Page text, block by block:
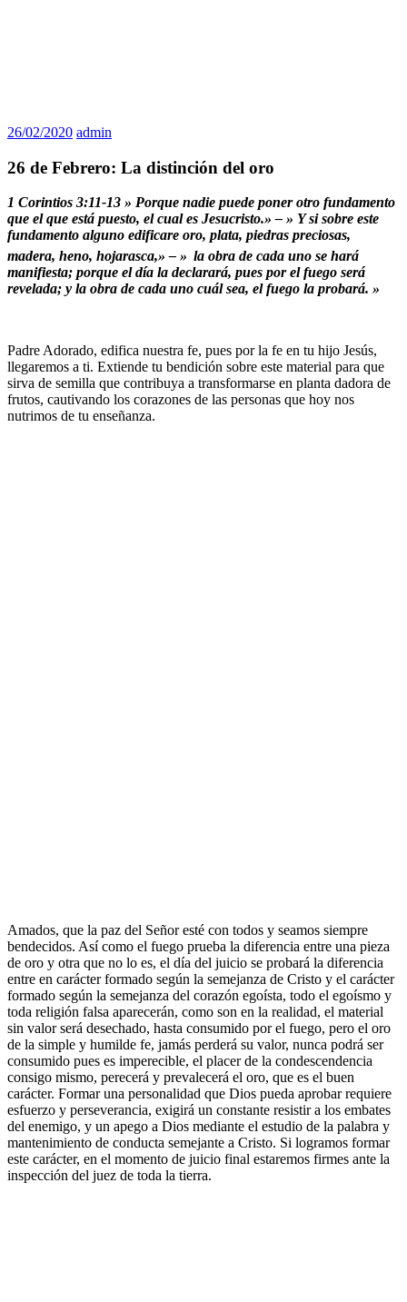
26/02/2020 admin
26 de Febrero: La distinción del oro
1 Corintios 3:11-13 » Porque nadie puede poner otro fundamento
que el que está puesto, el cual es Jesucristo.» – » Y si sobre este
fundamento alguno edificare oro, plata, piedras preciosas,
madera, heno, hojarasca,» – » la obra de cada uno se hará
manifiesta; porque el día la declarará, pues por el fuego será
revelada; y la obra de cada uno cuál sea, el fuego la probará. »
Padre Adorado, edifica nuestra fe, pues por la fe en tu hijo Jesús,
llegaremos a ti. Extiende tu bendición sobre este material para que
sirva de semilla que contribuya a transformarse en planta dadora de
frutos, cautivando los corazones de las personas que hoy nos
nutrimos de tu enseñanza.
Amados, que la paz del Señor esté con todos y seamos siempre
bendecidos. Así como el fuego prueba la diferencia entre una pieza
de oro y otra que no lo es, el día del juicio se probará la diferencia
entre en carácter formado según la semejanza de Cristo y el carácter
formado según la semejanza del corazón egoísta, todo el egoísmo y
toda religión falsa aparecerán, como son en la realidad, el material
sin valor será desechado, hasta consumido por el fuego, pero el oro
de la simple y humilde fe, jamás perderá su valor, nunca podrá ser
consumido pues es imperecible, el placer de la condescendencia
consigo mismo, perecerá y prevalecerá el oro, que es el buen
carácter. Formar una personalidad que Dios pueda aprobar requiere
esfuerzo y perseverancia, exigirá un constante resistir a los embates
del enemigo, y un apego a Dios mediante el estudio de la palabra y
mantenimiento de conducta semejante a Cristo. Si logramos formar
este carácter, en el momento de juicio final estaremos firmes ante la
inspección del juez de toda la tierra.